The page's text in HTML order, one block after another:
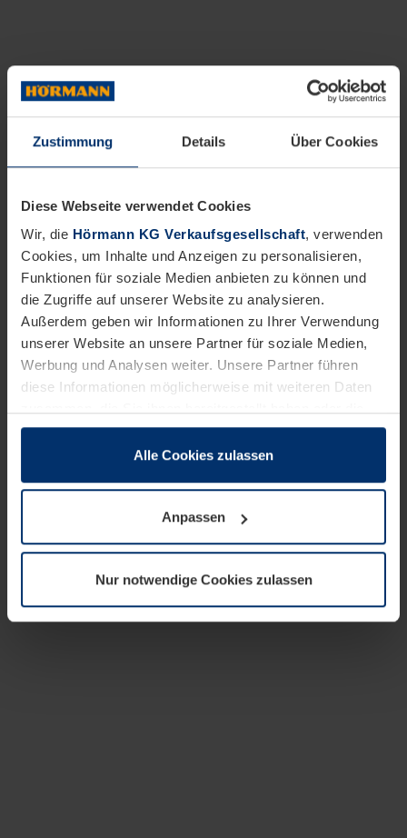
Zustimmung Details Über Cookies
Diese Webseite verwendet Cookies
Wir, die Hörmann KG Verkaufsgesellschaft, verwenden
Cookies, um Inhalte und Anzeigen zu personalisieren,
Funktionen für soziale Medien anbieten zu können und
die Zugriffe auf unserer Website zu analysieren.
Außerdem geben wir Informationen zu Ihrer Verwendung
unserer Website an unsere Partner für soziale Medien,
Werbung und Analysen weiter. Unsere Partner führen
diese Informationen möglicherweise mit weiteren Daten
sie im Rahmen Ihrer Nutzung der Dienste gesammelt
wenn diese für den Betrieb dieser Seite unbedingt
notwendig sind. Für alle anderen Cookie-Typen benötigen
wir Ihre Erlaubnis. Ihre Einwilligung können Sie jederzeit
Datenschutzerklärungunserer Website ändern oder
widerrufen.
Alle Cookies zulassen
Anpassen
Nur notwendige Cookies zulassen